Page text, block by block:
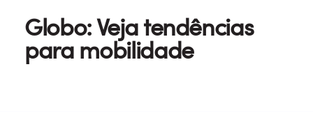
Globo: Veja tendências
para mobilidade